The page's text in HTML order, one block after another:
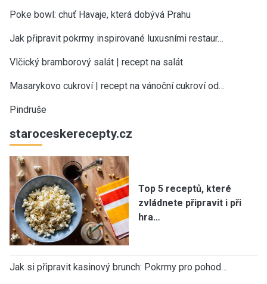
Poke bowl: chuť Havaje, která dobývá Prahu
Jak připravit pokrmy inspirované luxusními restaur…
Vlčický bramborový salát | recept na salát
Masarykovo cukroví | recept na vánoční cukroví od…
Pindruše
staroceskerecepty.cz
Top 5 receptů, které
zvládnete připravit i při
hra…
Jak si připravit kasinový brunch: Pokrmy pro pohod…